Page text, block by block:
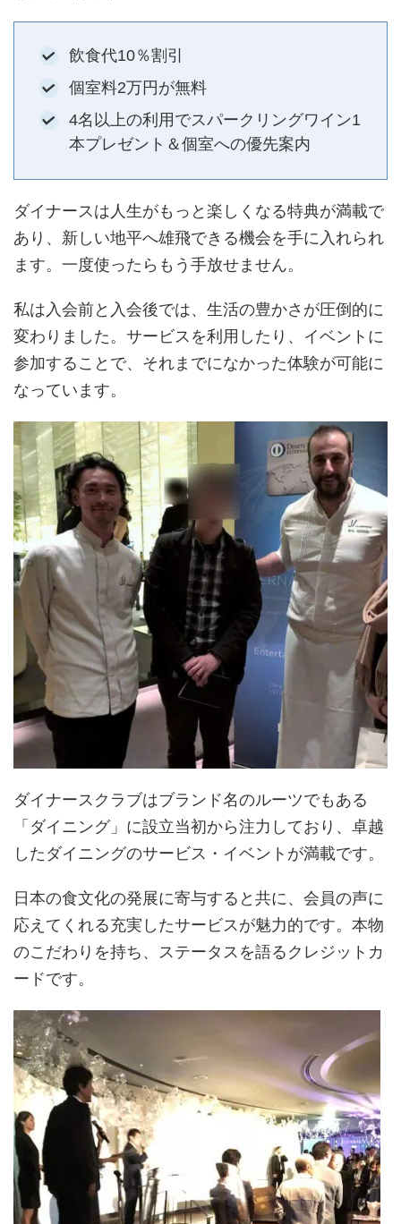
飲食代10％割引
個室料2万円が無料
4名以上の利用でスパークリングワイン1
本プレゼント＆個室への優先案内
ダイナースは人生がもっと楽しくなる特典が満載で
あり、新しい地平へ雄飛できる機会を手に入れられ
ます。一度使ったらもう手放せません。
私は入会前と入会後では、生活の豊かさが圧倒的に
変わりました。サービスを利用したり、イベントに
参加することで、それまでになかった体験が可能に
なっています。
ダイナースクラブはブランド名のルーツでもある
「ダイニング」に設立当初から注力しており、卓越
したダイニングのサービス・イベントが満載です。
日本の食文化の発展に寄与すると共に、会員の声に
応えてくれる充実したサービスが魅力的です。本物
のこだわりを持ち、ステータスを語るクレジットカ
ードです。